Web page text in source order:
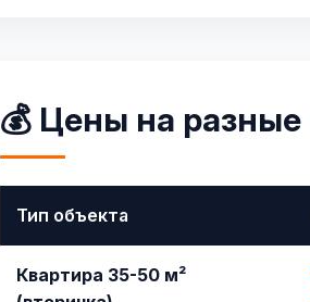
💰 Цены на
Тип объекта
Квартира 35-50 м²